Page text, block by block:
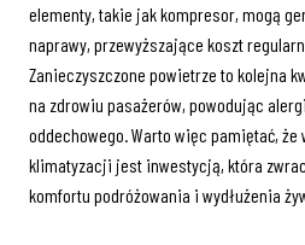
elementy, takie jak kompresor, mogą
naprawy, przewyższające koszt
Zanieczyszczone powietrze to kolejna
na zdrowiu pasażerów, powodując
oddechowego. Warto więc pamiętać, że
klimatyzacji jest inwestycją, która
komfortu podróżowania i wydłużenia